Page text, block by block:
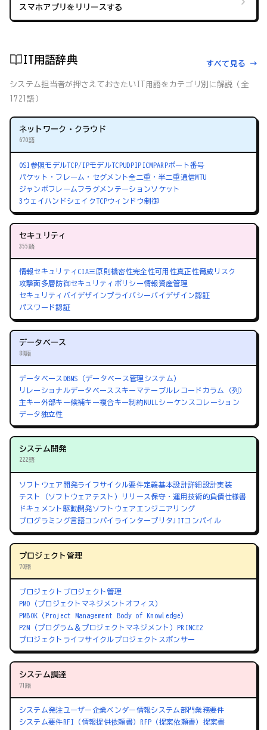
スマホアプリをリリースする
IT用語辞典 すべて見る →
システム担当者が押さえておきたいIT用語をカテゴリ別に解説（全
1721語）
ネットワーク・クラウド
670語
OSI参照モデルTCP/IPモデルTCPUDPIPICMPARPポート番号
パケット・フレーム・セグメント全二重・半二重通信MTU
ジャンボフレーム フラグメンテーションソケット
3ウェイハンドシェイクTCPウィンドウ制御
セキュリティ
355語
情報セキュリティ CIA三原則機密性完全性可用性真正性脅威 リスク
攻撃面多層防御セキュリティポリシー情報資産管理
セキュリティバイデザインプライバシーバイデザイン認証
パスワード認証
データベース
88語
データベース DBMS（データベース管理システム）
リレーショナルデータベース スキーマテーブルレコード カラム（列）
主キー外部キー候補キー複合キー制約NULL シーケンス コレーション
データ独立性
システム開発
222語
ソフトウェア開発ライフサイクル要件定義基本設計詳細設計実装
テスト（ソフトウェアテスト）
リリース保守・運用 技術的負債仕様書
ドキュメント駆動開発ソフトウェアエンジニアリング
プログラミング言語コンパイラインタープリタ JITコンパイル
プロジェクト管理
70語
プロジェクト プロジェクト管理
PMO（プロジェクトマネジメントオフィス）
PMBOK（Project Management Body of Knowledge）
P2M（プログラム＆プロジェクトマネジメント） PRINCE2
プロジェクトライフサイクルプロジェクトスポンサー
システム調達
71語
システム発注 ユーザー企業ベンダー情報システム部門業務要件
システム要件 RFI（情報提供依頼書） RFP（提案依頼書） 提案書